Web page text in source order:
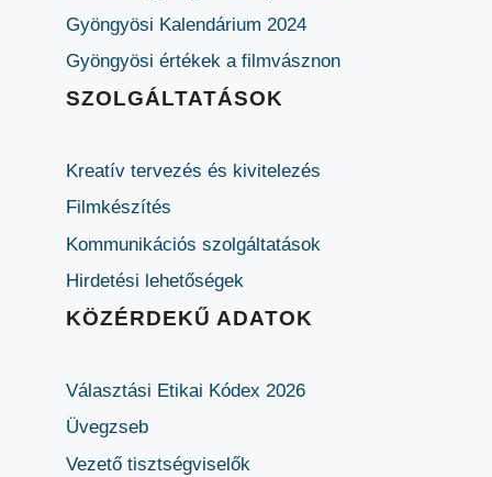
Gyöngyösi Kalendárium 2024
Gyöngyösi értékek a filmvásznon
SZOLGÁLTATÁSOK
Kreatív tervezés és kivitelezés
Filmkészítés
Kommunikációs szolgáltatások
Hirdetési lehetőségek
KÖZÉRDEKŰ ADATOK
Választási Etikai Kódex 2026
Üvegzseb
Vezető tisztségviselők